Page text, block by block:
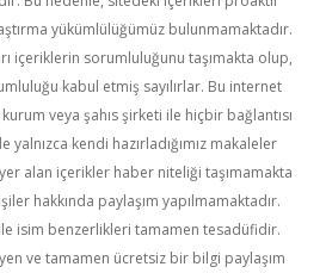
yükümlülüğümüz bulunmamaktadır.
içeriklerin sorumluluğunu taşımakta olup,
kabul etmiş sayılırlar. Bu internet
veya şahıs şirketi ile hiçbir bağlantısı
yalnızca kendi hazırladığımız makaleler
alan içerikler haber niteliği taşımamakta
hakkında paylaşım yapılmamaktadır.
isim benzerlikleri tamamen tesadüfidir.
ve tamamen ücretsiz bir bilgi paylaşım